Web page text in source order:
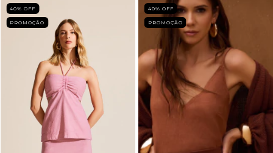
40% OFF
PROMOÇÃO
40% OFF
PROMOÇÃO